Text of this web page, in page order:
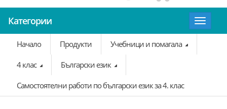
Категории
Toggle
Начало
Продукти Учебници и помагала
4 клас Български език
Самостоятелни работи по български език за 4. клас